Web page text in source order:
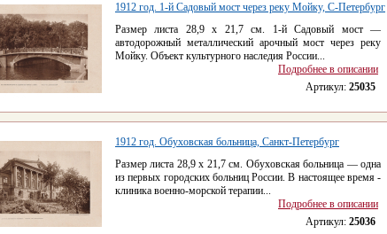
1912 год. 1-й Садовый мост через реку Мойку, С-Петербург
Размер листа 28,9 x 21,7 см. 1-й Садовый мост —
автодорожный металлический арочный мост через реку
Мойку. Объект культурного наследия России...
Подробнее в описании
Артикул: 25035
1912 год. Обуховская больница, Санкт-Петербург
Размер листа 28,9 x 21,7 см. Обуховская больница — одна
из первых городских больниц России. В настоящее время -
клиника военно-морской терапии...
Подробнее в описании
Артикул: 25036